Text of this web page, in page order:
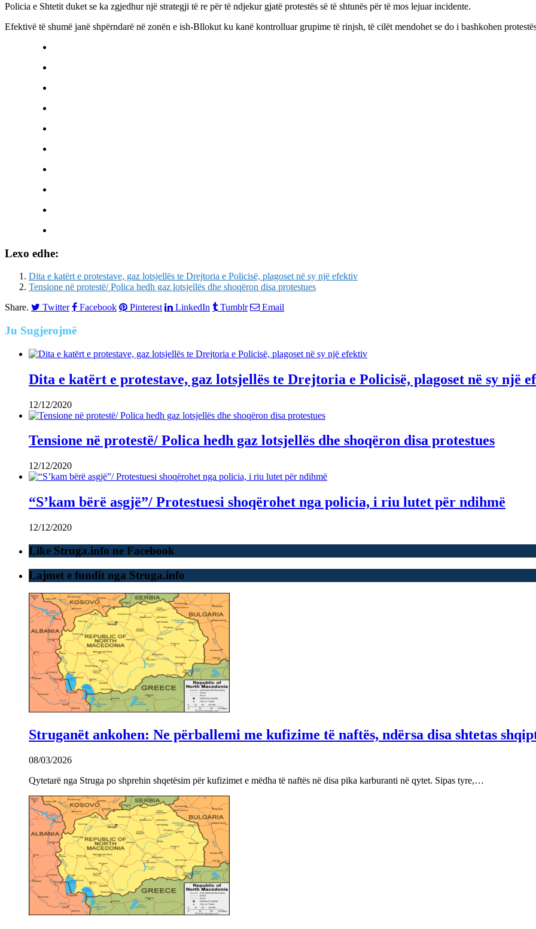
Policia e Shtetit duket se ka zgjedhur një strategji të re për të ndjekur gjatë protestës së të shtunës për të mos lejuar incidente.
Efektivë të shumë janë shpërndarë në zonën e ish-Bllokut ku kanë kontrolluar grupime të rinjsh, të cilët mendohet se do i bashkohen
Lexo edhe:
Dita e katërt e protestave, gaz lotsjellës te Drejtoria e Policisë, plagoset në sy një efektiv
Tensione në protestë/ Polica hedh gaz lotsjellës dhe shoqëron disa protestues
Share.
Twitter Facebook Pinterest LinkedIn Tumblr Email
Ju Sugjerojmë
Dita e katërt e protestave, gaz lotsjellës te Drejtoria e Policisë, plagoset në sy një
12/12/2020
Tensione në protestë/ Polica hedh gaz lotsjellës dhe shoqëron disa protestues
12/12/2020
“S’kam bërë asgjë”/ Protestuesi shoqërohet nga policia, i riu lutet për ndihmë
12/12/2020
Like Struga.info ne Facebook
Lajmet e fundit nga Struga.info
Struganët ankohen: Ne përballemi me kufizime të naftës, ndërsa disa shtetas
08/03/2026
Qytetarë nga Struga po shprehin shqetësim për kufizimet e mëdha të naftës në disa pika karburanti në qytet. Sipas tyre,…